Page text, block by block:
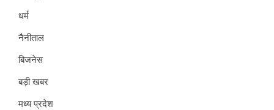
धर्म
नैनीताल
बिजनेस
बड़ी खबर
मध्य प्रदेश